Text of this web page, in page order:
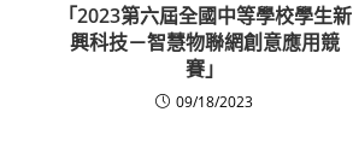
「2023第六屆全國中等學校學生新
興科技－智慧物聯網創意應用競
賽」
09/18/2023